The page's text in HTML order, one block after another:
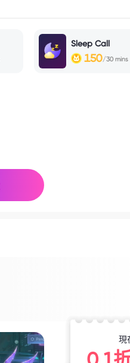
Sleep Call
150/30 mins
現